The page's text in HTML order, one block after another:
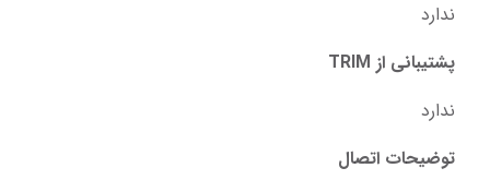
ندارد
پشتیبانی از TRIM
ندارد
توضیحات اتصال